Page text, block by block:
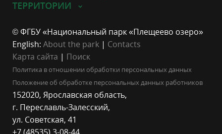
ТЕРРИТОРИИ
© ФГБУ «Национальный парк «Плещеево озеро»
English: About the park | Contacts
Карта сайта | Поиск
Политика в отношении обработки персональных данных
Положение об обработке персональных данных работников
152020, Ярославская область,
г. Переславль-Залесский,
ул. Советская, 41
+7 (48535) 3-08-44